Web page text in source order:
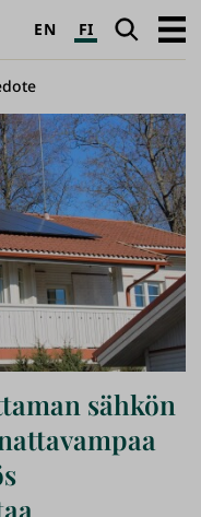
EN FI Haku
Avaa
sähkön